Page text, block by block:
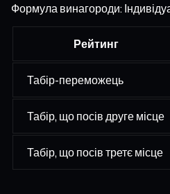
Формула винагороди:
Рейтинг
Табір-переможець
Табір, що посів друге місце
Табір, що посів третє місце